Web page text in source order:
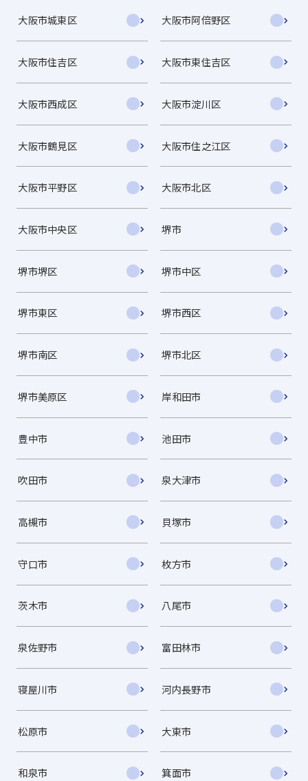
大阪市城東区 大阪市阿倍野区
大阪市住吉区 大阪市東住吉区
大阪市西成区 大阪市淀川区
大阪市鶴見区 大阪市住之江区
大阪市平野区 大阪市北区
大阪市中央区 堺市
堺市堺区 堺市中区
堺市東区 堺市西区
堺市南区 堺市北区
堺市美原区 岸和田市
豊中市 池田市
吹田市 泉大津市
高槻市 貝塚市
守口市 枚方市
茨木市 八尾市
泉佐野市 富田林市
寝屋川市 河内長野市
松原市 大東市
和泉市 箕面市